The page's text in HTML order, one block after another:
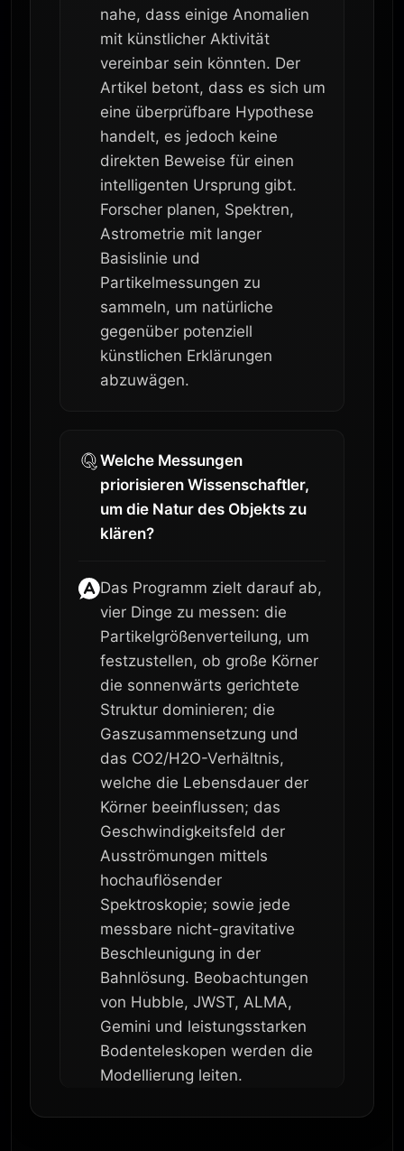
nahe, dass einige Anomalien
mit künstlicher Aktivität
vereinbar sein könnten. Der
Artikel betont, dass es sich um
eine überprüfbare Hypothese
handelt, es jedoch keine
direkten Beweise für einen
intelligenten Ursprung gibt.
Forscher planen, Spektren,
Astrometrie mit langer
Basislinie und
Partikelmessungen zu
sammeln, um natürliche
gegenüber potenziell
künstlichen Erklärungen
abzuwägen.
Welche Messungen
priorisieren Wissenschaftler,
um die Natur des Objekts zu
klären?
Das Programm zielt darauf ab,
vier Dinge zu messen: die
Partikelgrößenverteilung, um
festzustellen, ob große Körner
die sonnenwärts gerichtete
Struktur dominieren; die
Gaszusammensetzung und
das CO2/H2O-Verhältnis,
welche die Lebensdauer der
Körner beeinflussen; das
Geschwindigkeitsfeld der
Ausströmungen mittels
hochauflösender
Spektroskopie; sowie jede
messbare nicht-gravitative
Beschleunigung in der
Bahnlösung. Beobachtungen
von Hubble, JWST, ALMA,
Gemini und leistungsstarken
Bodenteleskopen werden die
Modellierung leiten.